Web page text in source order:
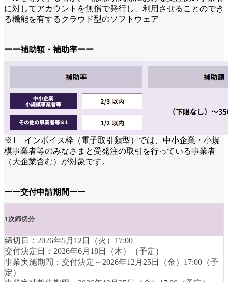
に対してアカウントを無償で発行し、利用させることのでき
る機能を有するクラウド型のソフトウェア
ーー補助額・補助率ーー
※1 インボイス枠（電子取引類型）では、中小企業・小規
模事業者等のみなさまと受発注の取引を行っている事業者
（大企業含む）が対象です。
ーー交付申請期間ーー
1次締切分
締切日：2026年5月12日（火）17:00
交付決定日：2026年6月18日（木）（予定）
事業実施期間：交付決定～2026年12月25日（金）17:00（予
定）